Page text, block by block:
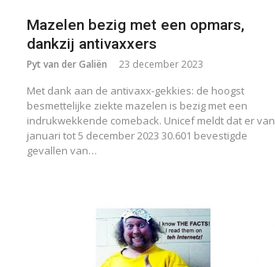
Mazelen bezig met een opmars,
dankzij antivaxxers
Pyt van der Galiën 23 december 2023
Met dank aan de antivaxx-gekkies: de hoogst
besmettelijke ziekte mazelen is bezig met een
indrukwekkende comeback. Unicef meldt dat er van
januari tot 5 december 2023 30.601 bevestigde
gevallen van…